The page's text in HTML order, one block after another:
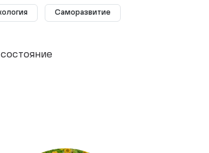
Саморазвитие